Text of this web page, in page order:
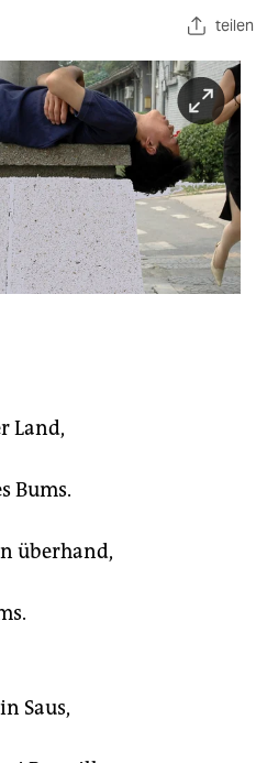
teilen
Land,
Bums.
überhand,
Saus,